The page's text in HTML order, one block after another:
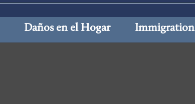
Daños en el Hogar Immigration